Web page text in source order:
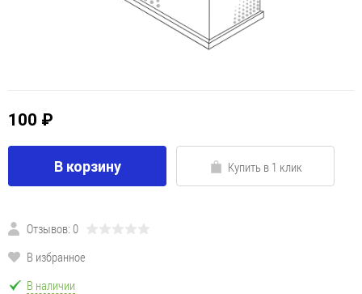
100 ₽
В корзину Купить в 1 клик
Отзывов: 0
В избранное
В наличии